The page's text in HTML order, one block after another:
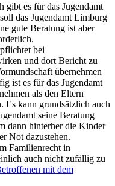
gibt es für das Jugendamt
das Jugendamt Limburg
gute Beratung ist aber
bei
und dort Bericht zu
übernehmen
ist es für das Jugendamt
als den Eltern
Es kann grundsätzlich auch
seine Beratung
dann hinterher die Kinder
Not dazustehen.
Familienrecht in
auch nicht zufällig zu
mit dem